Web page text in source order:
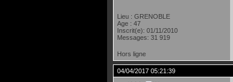
Lieu : GRENOBLE
Age : 47
Inscrit(e): 01/11/2010
Messages: 31 919
Hors ligne
04/04/2017 05:21:39